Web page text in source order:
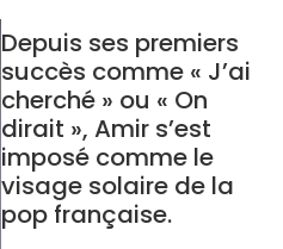
Depuis ses premiers
succès comme « J’ai
cherché » ou « On
dirait », Amir s’est
imposé comme le
visage solaire de la
pop française.